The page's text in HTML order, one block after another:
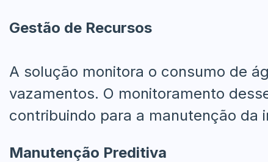
Gestão de Recursos
A solução monitora o consumo de
vazamentos. O monitoramento
contribuindo para a manutenção da
Manutenção Preditiva